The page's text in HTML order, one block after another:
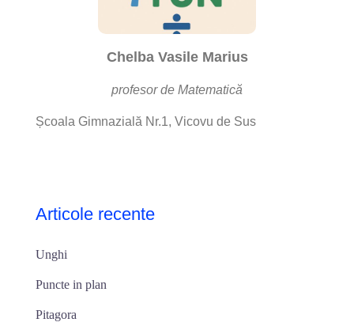
Chelba Vasile Marius
profesor de Matematică
Școala Gimnazială Nr.1, Vicovu de Sus
Articole recente
Unghi
Puncte in plan
Pitagora